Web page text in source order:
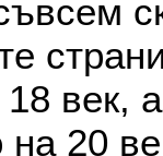
век,
на 20